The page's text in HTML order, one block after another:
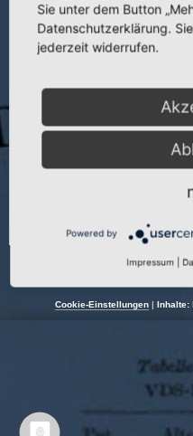
Orthop. Praxis 16
Seite:667–670
Cookie-Einstellungen | Inhalte:
Sie unter dem Button
Datenschutzerklärung.
jederzeit widerrufen.
Powered by
Impressum